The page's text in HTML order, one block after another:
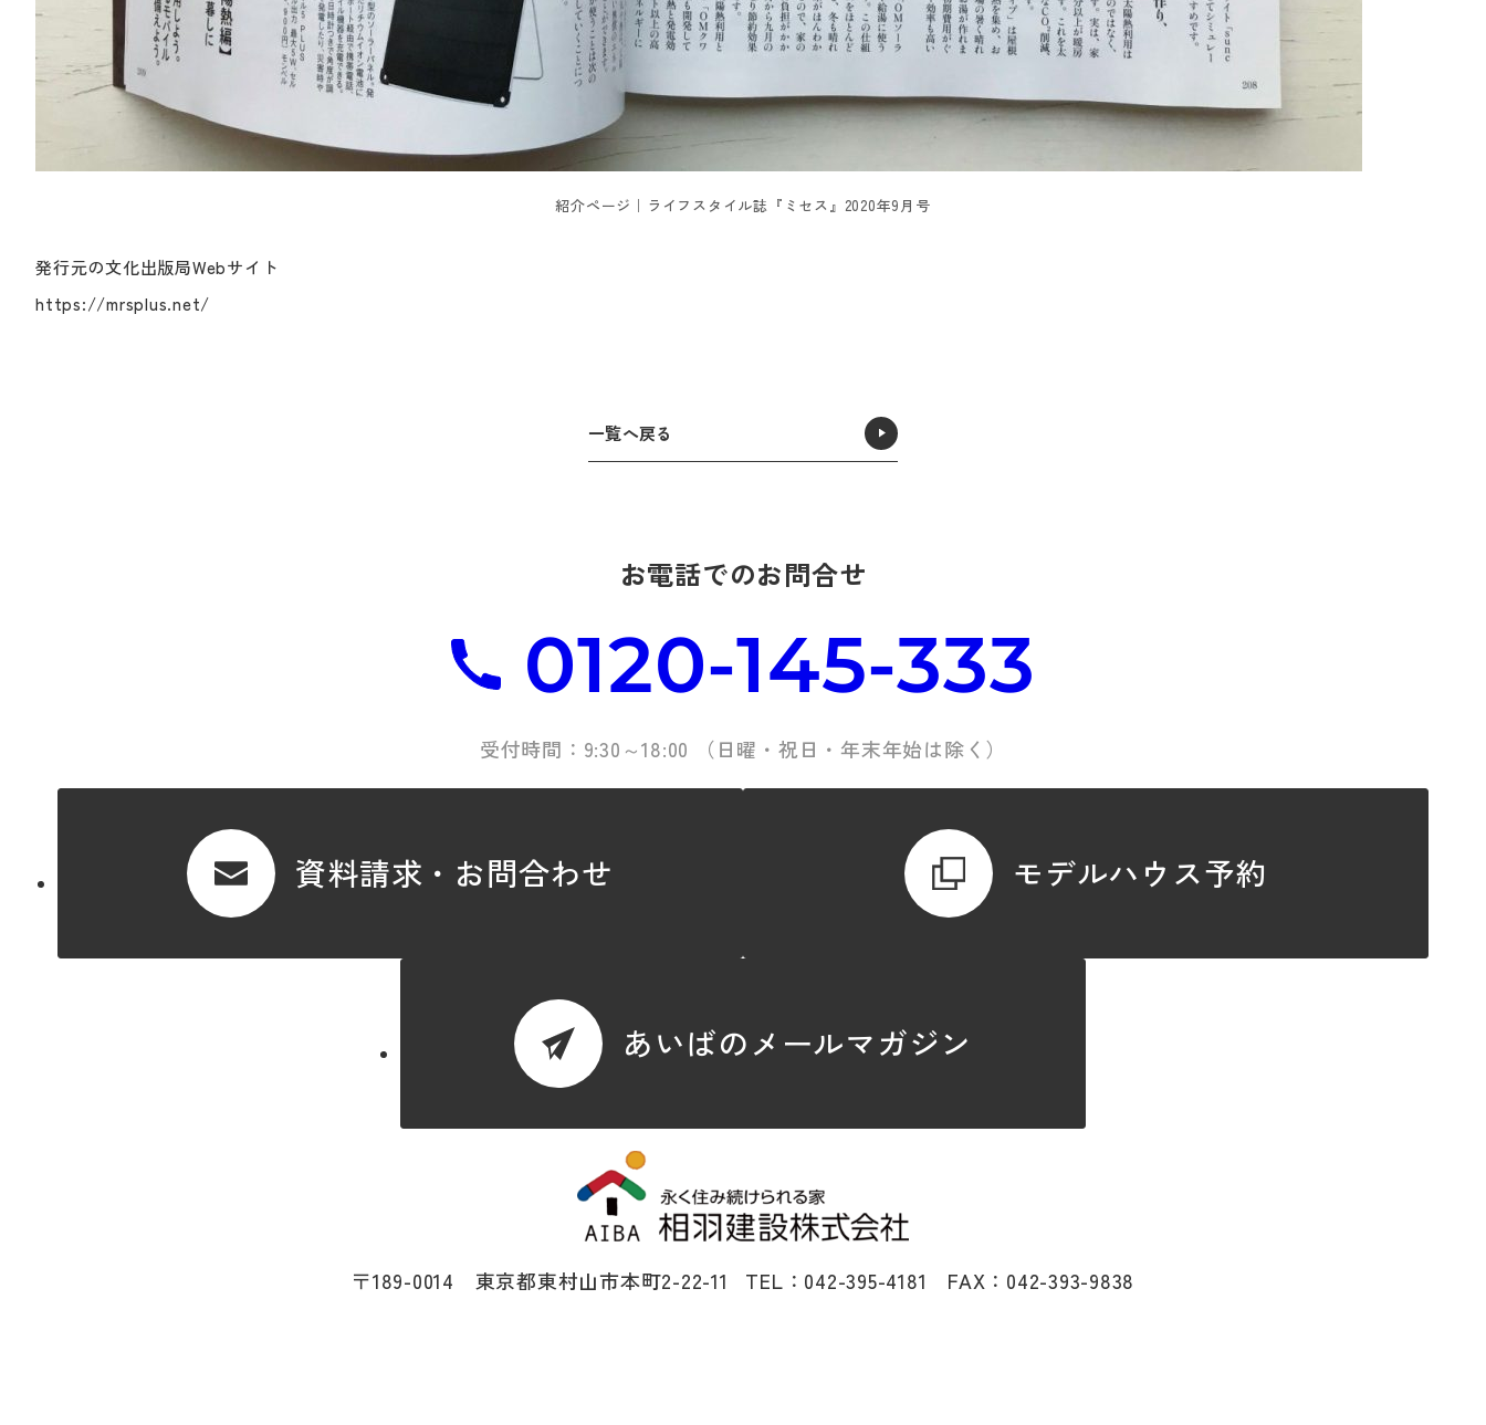
紹介ページ｜ライフスタイル誌『ミセス』2020年9月号
発行元の文化出版局Webサイト
https://mrsplus.net/
一覧へ戻る
お電話でのお問合せ
0120-145-333
受付時間：9:30～18:00 （日曜・祝日・年末年始は除く）
資料請求・お問合わせ モデルハウス予約
あいばのメールマガジン
〒189-0014 東京都東村山市本町2-22-11 TEL：042-395-4181 FAX：042-393-9838